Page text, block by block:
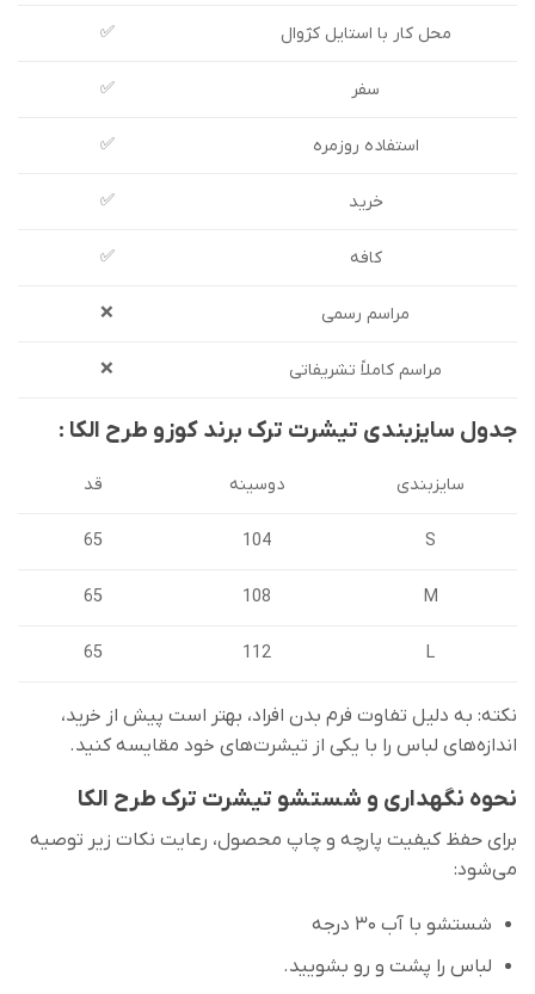
محل کار با استایل کژوال ✅
سفر ✅
استفاده روزمره ✅
خرید ✅
کافه ✅
مراسم رسمی ❌
مراسم کاملاً تشریفاتی ❌
جدول سایزبندی تیشرت ترک برند کوزو طرح الکا :
سایزبندی دوسینه قد
S
104
65
M
108
65
L
112
65
نکته: به دلیل تفاوت فرم بدن افراد، بهتر است پیش از خرید،
اندازه‌های لباس را با یکی از تیشرت‌های خود مقایسه کنید.
نحوه نگهداری و شستشو تیشرت ترک طرح الکا
برای حفظ کیفیت پارچه و چاپ محصول، رعایت نکات زیر توصیه
می‌شود:
شستشو با آب ۳۰ درجه
لباس را پشت و رو بشویید.